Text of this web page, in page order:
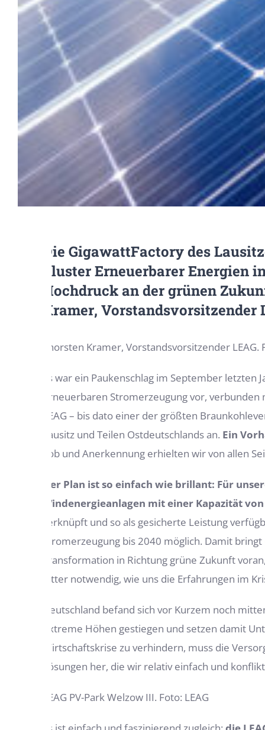
Die GigawattFactory des
Cluster Erneuerbarer Energien
Hochdruck an der grünen
Kramer, Vorstandsvorsitzender
Thorsten Kramer, Vorstandsvorsitzender
Es war ein Paukenschlag im September
erneuerbaren Stromerzeugung vor,
LEAG – bis dato einer der größten
Lausitz und Teilen Ostdeutschlands an. Ein
Lob und Anerkennung erhielten wir von allen
Der Plan ist so einfach wie brillant: Für
Windenergieanlagen mit einer Kapazität
verknüpft und so als gesicherte Leistung
Stromerzeugung bis 2040 möglich. Damit
Transformation in Richtung grüne Zukunft
bitter notwendig, wie uns die Erfahrungen im
Deutschland befand sich vor Kurzem noch
extreme Höhen gestiegen und setzen damit
Wirtschaftskrise zu verhindern, muss die
Lösungen her, die wir relativ einfach und
LEAG PV-Park Welzow III. Foto: LEAG